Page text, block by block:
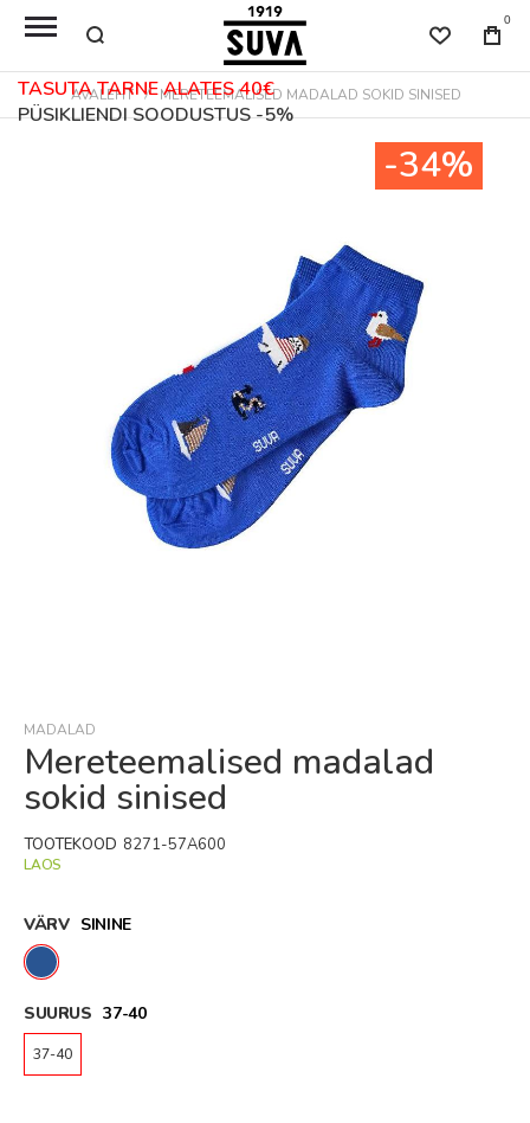
TASUTA TARNE ALATES 40€
PÜSIKLIENDI SOODUSTUS -5%
0
AVALEHT MERETEEMALISED MADALAD SOKID SINISED
of
the
images
-34%
MADALAD
Mereteemalised madalad
sokid sinised
LAOS
TOOTEKOOD 8271-57A600
VÄRV SININE
SUURUS 37-40
37-40